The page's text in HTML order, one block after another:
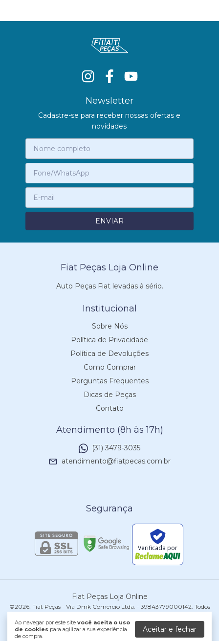
Ao navegar por este site você aceita o uso
de cookies para agilizar a sua experiência
de compra.
Aceitar e fechar
Newsletter
Cadastre-se para receber nossas ofertas e
novidades
Fiat Peças Loja Online
Auto Peças Fiat levadas à sério.
Institucional
Sobre Nós
Política de Privacidade
Política de Devoluções
Como Comprar
Perguntas Frequentes
Dicas de Peças
Contato
Atendimento (8h às 17h)
(31) 3479-3035
atendimento@fiatpecas.com.br
Segurança
Verificada por
Fiat Peças Loja Online
©2026. Fiat Peças - Via Dmk Comercio Ltda. - 39843779000142. Todos
os direitos reservados.